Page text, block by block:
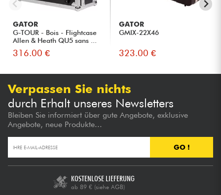
GATOR
G-TOUR - Bois - Flightcase
Allen & Heath QU5 sans ...
316.00 €
GATOR
GMIX-22X46
323.00 €
Verpassen Sie nichts
durch Erhalt unseres Newsletters
Bleiben Sie informiert über gute Angebote, exklusive
Angebote, neue Produkte...
GO !
KOSTENLOSE LIEFERUNG
ab 89 € (siehe AGB)